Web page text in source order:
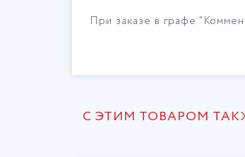
При заказе в графе
С ЭТИМ ТОВАРОМ